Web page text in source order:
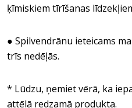
ķīmiskiem tīrīšanas
● Spilvendrānu ieteicams
trīs nedēļās.
* Lūdzu, ņemiet vērā, ka
attēlā redzamā produkta.